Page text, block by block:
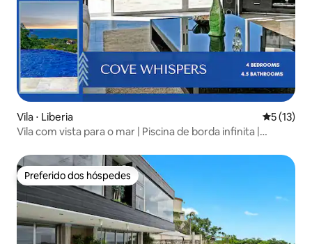
Vila ⋅ Liberia 5 de uma
5 (13)
Vila com vista para o mar | Piscina de borda infinita |
Preferido dos hóspedes
Preferido dos hóspedes